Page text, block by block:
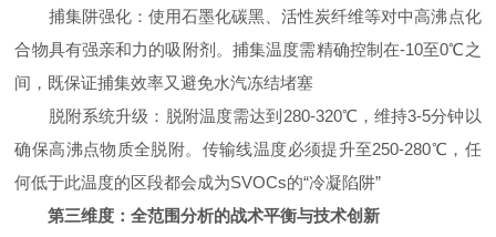
捕集阱强化：使用石墨化碳黑、活性炭纤维等对中高沸点化
合物具有强亲和力的吸附剂。捕集温度需精确控制在-10至0℃之
间，既保证捕集效率又避免水汽冻结堵塞
脱附系统升级：脱附温度需达到280-320℃，维持3-5分钟以
确保高沸点物质全脱附。传输线温度必须提升至250-280℃，任
何低于此温度的区段都会成为SVOCs的“冷凝陷阱”
第三维度：全范围分析的战术平衡与技术创新